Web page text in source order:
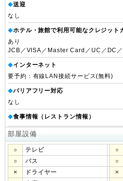
◆送迎
なし
◆ホテル・旅館で利用可能なクレジット
あり
JCB／VISA／Master Card／UC／DC
◆インターネット
要予約：有線LAN接続サービス(無料)
◆バリアフリー対応
なし
◆食事情報（レストラン情報）
部屋設備
○ テレビ ○
○
バス ○
×
ドライヤー ×